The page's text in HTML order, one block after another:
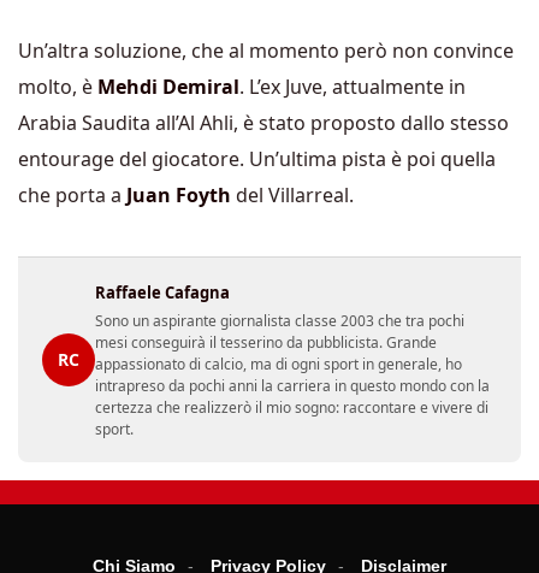
Un’altra soluzione, che al momento però non convince
molto, è Mehdi Demiral. L’ex Juve, attualmente in
Arabia Saudita all’Al Ahli, è stato proposto dallo stesso
entourage del giocatore. Un’ultima pista è poi quella
che porta a Juan Foyth del Villarreal.
RC
Raffaele Cafagna
Sono un aspirante giornalista classe 2003 che tra pochi
mesi conseguirà il tesserino da pubblicista. Grande
appassionato di calcio, ma di ogni sport in generale, ho
intrapreso da pochi anni la carriera in questo mondo con la
certezza che realizzerò il mio sogno: raccontare e vivere di
sport.
Chi Siamo Privacy Policy Disclaimer